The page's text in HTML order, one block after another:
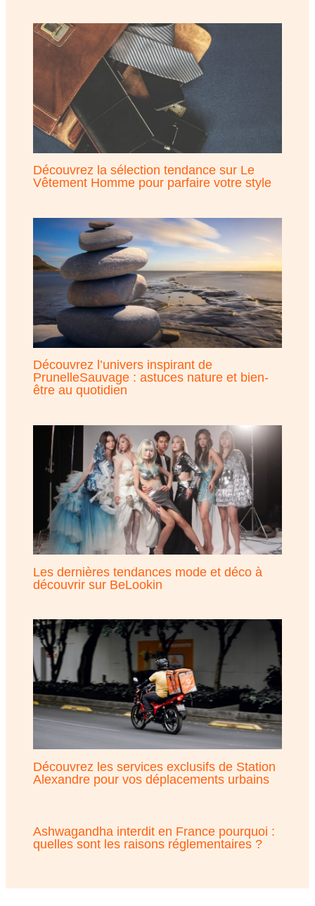
Découvrez la sélection tendance sur Le
Vêtement Homme pour parfaire votre style
Découvrez l’univers inspirant de
PrunelleSauvage : astuces nature et bien-
être au quotidien
Les dernières tendances mode et déco à
découvrir sur BeLookin
Découvrez les services exclusifs de Station
Alexandre pour vos déplacements urbains
Ashwagandha interdit en France pourquoi :
quelles sont les raisons réglementaires ?